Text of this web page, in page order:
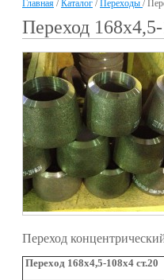
Главная /Каталог /Переходы /
Переход
Переход
Переход 168х4,5-108х4 ст.20